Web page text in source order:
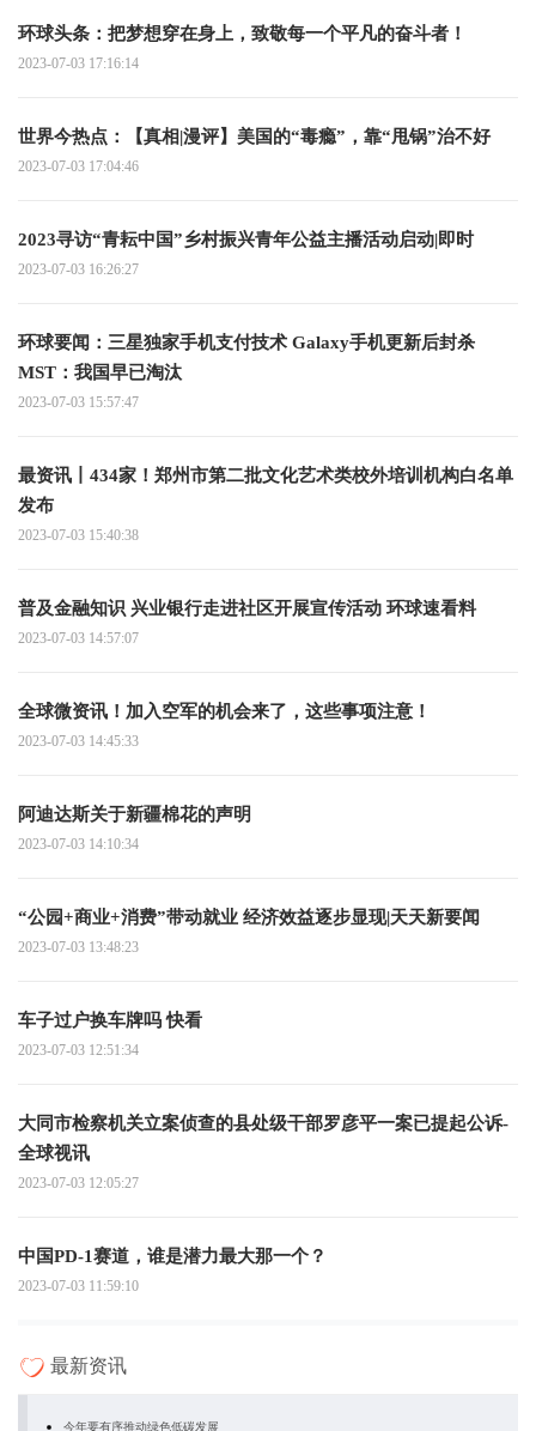
环球头条：把梦想穿在身上，致敬每一个平凡的奋斗者！
2023-07-03 17:16:14
世界今热点：【真相|漫评】美国的“毒瘾”，靠“甩锅”治不好
2023-07-03 17:04:46
2023寻访“青耘中国”乡村振兴青年公益主播活动启动|即时
2023-07-03 16:26:27
环球要闻：三星独家手机支付技术 Galaxy手机更新后封杀
MST：我国早已淘汰
2023-07-03 15:57:47
最资讯丨434家！郑州市第二批文化艺术类校外培训机构白名单
发布
2023-07-03 15:40:38
普及金融知识 兴业银行走进社区开展宣传活动 环球速看料
2023-07-03 14:57:07
全球微资讯！加入空军的机会来了，这些事项注意！
2023-07-03 14:45:33
阿迪达斯关于新疆棉花的声明
2023-07-03 14:10:34
“公园+商业+消费”带动就业 经济效益逐步显现|天天新要闻
2023-07-03 13:48:23
车子过户换车牌吗 快看
2023-07-03 12:51:34
大同市检察机关立案侦查的县处级干部罗彦平一案已提起公诉-
全球视讯
2023-07-03 12:05:27
中国PD-1赛道，谁是潜力最大那一个？
2023-07-03 11:59:10
最新资讯
今年要有序推动绿色低碳发展